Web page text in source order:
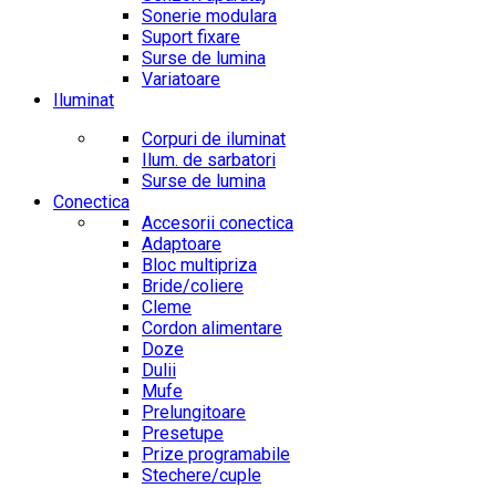
Sonerie modulara
Suport fixare
Surse de lumina
Variatoare
Iluminat
Corpuri de iluminat
Ilum. de sarbatori
Surse de lumina
Conectica
Accesorii conectica
Adaptoare
Bloc multipriza
Bride/coliere
Cleme
Cordon alimentare
Doze
Dulii
Mufe
Prelungitoare
Presetupe
Prize programabile
Stechere/cuple